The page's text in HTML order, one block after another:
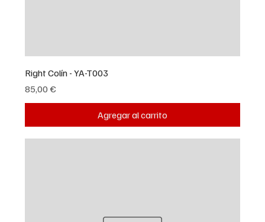
Right Colín - YA-T003
Precio
85,00 €
Agregar al carrito